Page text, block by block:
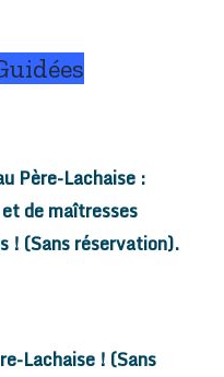
Père-Lachaise :
de maîtresses
! (Sans réservation).
Lachaise ! (Sans